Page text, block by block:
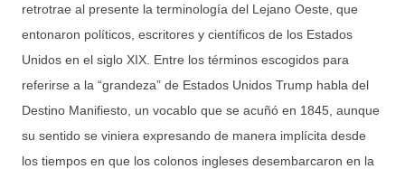
retrotrae al presente la terminología del Lejano Oeste, que
entonaron políticos, escritores y científicos de los Estados
Unidos en el siglo XIX. Entre los términos escogidos para
referirse a la “grandeza” de Estados Unidos Trump habla del
Destino Manifiesto, un vocablo que se acuñó en 1845, aunque
su sentido se viniera expresando de manera implícita desde
los tiempos en que los colonos ingleses desembarcaron en la